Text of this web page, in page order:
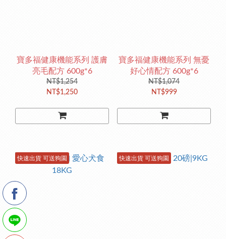
寶多福健康機能系列 護膚
亮毛配方 600g*6
NT$1,254
NT$1,250
寶多福健康機能系列 無憂
好心情配方 600g*6
NT$1,074
NT$999
快速出貨 可送狗園 快速出貨 可送狗園